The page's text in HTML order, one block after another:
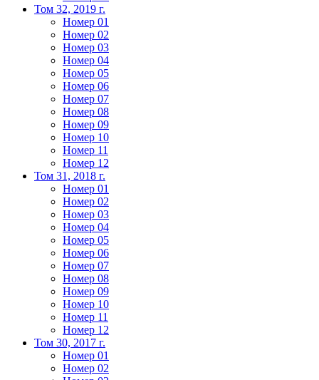
Том 32, 2019 г.
Номер 01
Номер 02
Номер 03
Номер 04
Номер 05
Номер 06
Номер 07
Номер 08
Номер 09
Номер 10
Номер 11
Номер 12
Том 31, 2018 г.
Номер 01
Номер 02
Номер 03
Номер 04
Номер 05
Номер 06
Номер 07
Номер 08
Номер 09
Номер 10
Номер 11
Номер 12
Том 30, 2017 г.
Номер 01
Номер 02